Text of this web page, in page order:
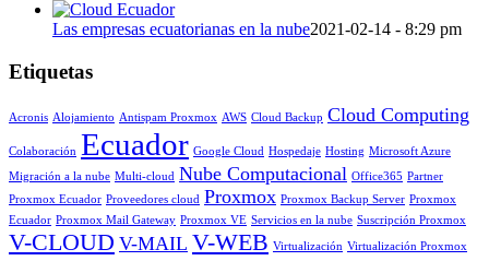
Las empresas ecuatorianas en la nube2021-02-14 - 8:29 pm
Etiquetas
Acronis Alojamiento Antispam Proxmox AWS Cloud Backup Cloud Computing
Colaboración Ecuador Google Cloud Hospedaje Hosting Microsoft Azure
Migración a la nube Multi-cloud Nube Computacional Office365 Partner
Proxmox Ecuador Proveedores cloud Proxmox Proxmox Backup Server Proxmox
Ecuador Proxmox Mail Gateway Proxmox VE Servicios en la nube Suscripción Proxmox
V-CLOUD V-MAIL V-WEB Virtualización Virtualización Proxmox